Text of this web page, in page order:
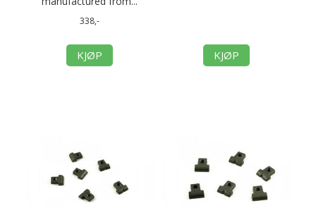
338,-
KJØP KJØP